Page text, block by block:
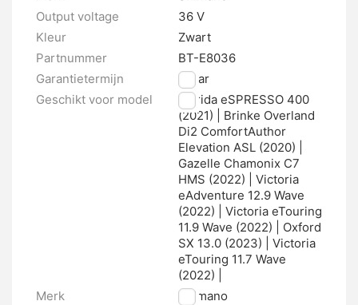
Output voltage
36 V
Kleur
Zwart
Partnummer
BT-E8036
Garantietermijn
2 jaar
Geschikt voor model
Merida eSPRESSO 400
(2021) | Brinke Overland
Di2 ComfortAuthor
Elevation ASL (2020) |
Gazelle Chamonix C7
HMS (2022) | Victoria
eAdventure 12.9 Wave
(2022) | Victoria eTouring
11.9 Wave (2022) | Oxford
SX 13.0 (2023) | Victoria
eTouring 11.7 Wave
(2022) |
Merk
Shimano